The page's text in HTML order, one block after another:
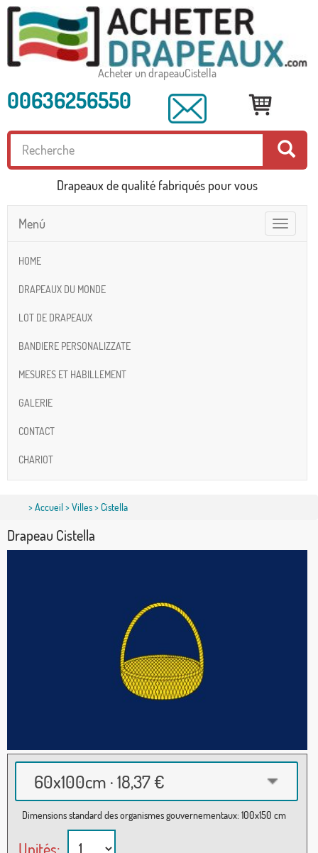
Acheter un drapeauCistella
00636256550
Drapeaux de qualité fabriqués pour vous
Toggle
navigation
Menú
HOME
DRAPEAUX DU MONDE
LOT DE DRAPEAUX
BANDIERE PERSONALIZZATE
MESURES ET HABILLEMENT
GALERIE
CONTACT
CHARIOT
>Accueil>Villes> Cistella
Drapeau Cistella
60x100cm · 18,37 €
Dimensions standard des organismes gouvernementaux: 100x150 cm
Unités: